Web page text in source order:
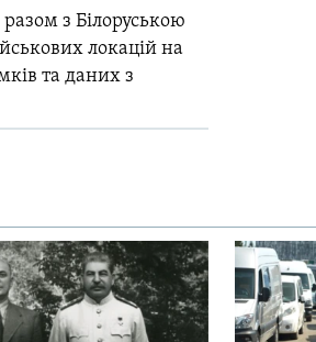
з Білоруською
локацій на
та даних з